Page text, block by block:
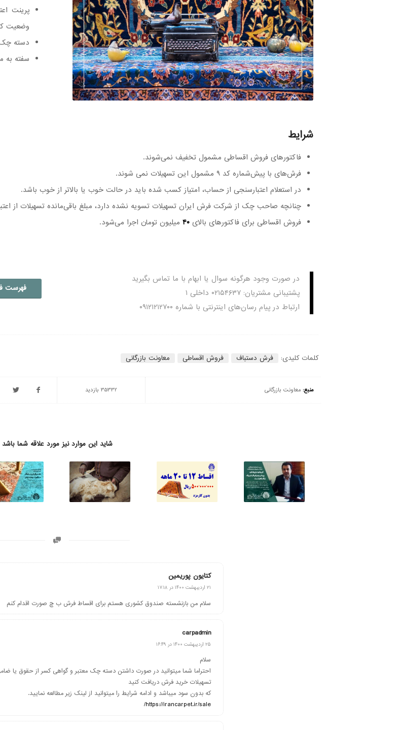
پرینت
وضعیت
دسته
سفته به
شرایط
فاکتورهای فروش اقساطی مشمول تخفیف نمی‌شوند.
فرش‌های با پیش‌شماره کد ۹ مشمول این تسهیلات نمی شوند.
در استعلام اعتبارسنجی از حساب، امتیاز کسب شده باید در حالت خوب یا بالاتر از خوب باشد.
چنانچه صاحب چک از شرکت فرش ایران تسهیلات تسویه نشده دارد، مبلغ باقی‌مانده تسهیلات از
فروش اقساطی برای فاکتورهای بالای ۴۰ میلیون تومان اجرا می‌شود.
در صورت وجود هرگونه سوال یا ابهام با ما تماس بگیرید
پشتیبانی مشتریان: ۰۲۱۵۴۶۳۷ داخلی ۱
ارتباط در پیام رسان‌های اینترنتی با شماره ۰۹۱۲۱۲۱۲۷۰۰
فهرست
کلمات کلیدی: فرش دستباف فروش اقساطی معاونت بازرگانی
منبع: معاونت بازرگانی 35332 بازدید
شاید این موارد نیز مورد علاقه شما باشد
کتایون پوریمین
گفته:
۲۱ اردیبهشت ۱۴۰۰ در ۱۷:۱۸
سلام من بازنشسته صندوق کشوری هستم برای اقساط فرش ب چ صورت اقدام کنم
carpadmin
گفته:
۲۵ اردیبهشت ۱۴۰۰ در ۱۶:۴۹
سلام
تسهیلات خرید فرش دریافت کنید
که بدون سود میباشد و ادامه شرایط را میتوانید از لینک زیر مطالعه نمایید.
https://irancarpet.ir/sale/